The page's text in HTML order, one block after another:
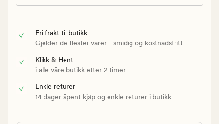
Fri frakt til butikk
Gjelder de flester varer - smidig og kostnadsfritt
Klikk & Hent
i alle våre butikk etter 2 timer
Enkle returer
14 dager åpent kjøp og enkle returer i butikk